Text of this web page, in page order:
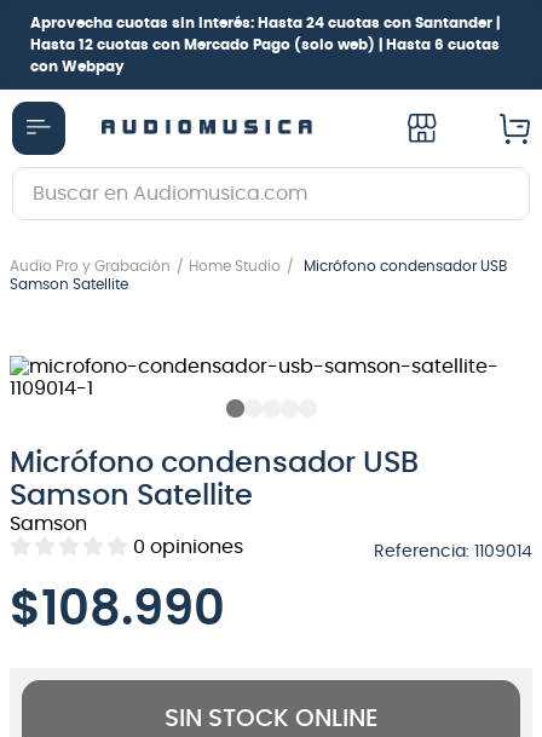
Aprovecha cuotas sin interés: Hasta 24 cuotas con Santander |
Hasta 12 cuotas con Mercado Pago (solo web) |
Hasta 6 cuotas
con Webpay
Buscar en Audiomusica.com
Audio Pro y Grabación Home Studio
Micrófono condensador USB
Samson Satellite
Micrófono condensador USB
Samson Satellite
Samson
0 opiniones Referencia: 1109014
$108.990
SIN STOCK ONLINE
1.
guitarra electrica
3.
guitarra electroacústica
5 .
amplificador
6.
guitarra
7
teclado
9 .
micrófono